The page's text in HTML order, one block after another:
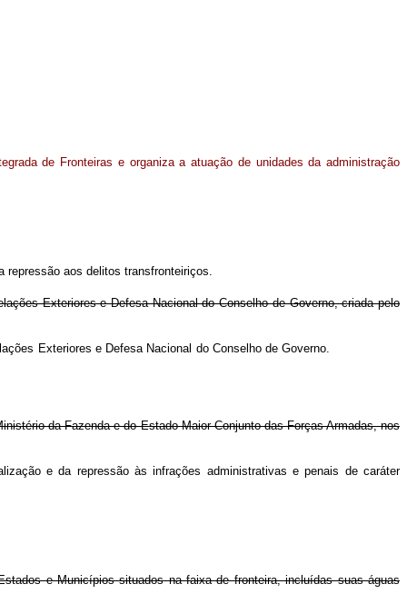
de Fronteiras e organiza a atuação de unidades da administração
repressão aos delitos transfronteiriços.
Exteriores e Defesa Nacional do Conselho de Governo, criada pelo
Relações Exteriores e Defesa Nacional do Conselho de Governo.
da Fazenda e do Estado-Maior Conjunto das Forças Armadas, nos
e da repressão às infrações administrativas e penais de caráter
e Municípios situados na faixa de fronteira, incluídas suas águas